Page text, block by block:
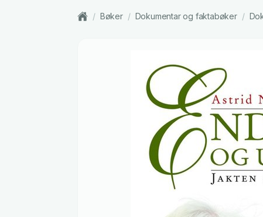
/ Bøker / Dokumentar og faktabøker /